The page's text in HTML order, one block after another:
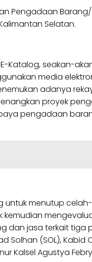
Pengadaan Barang/
Selatan.
Katalog, seakan-
media
adanya
proyek
pengadaan
untuk menutup
dan jasa terkait tiga
Solhan (SOL), Kabid
Kalsel Agustya